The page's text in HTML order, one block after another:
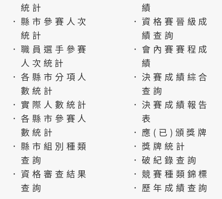
統計
．縣市參賽人次
統計
．職員選手參賽
人次統計
．各縣市分項人
數統計
．實際人數統計
．各縣市參賽人
數統計
．縣市組別種類
查詢
．資格審查結果
查詢
績
．資格賽晉級成
績查詢
．會內賽賽程成
績
．決賽成績綜合
查詢
．決賽成績報告
表
．應(已)頒獎牌
．獎牌統計
．破紀錄查詢
．競賽種類錦標
．歷年成績查詢